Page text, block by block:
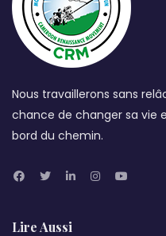
Nous travaillerons sans
chance de changer sa vie
bord du chemin.
Lire Aussi